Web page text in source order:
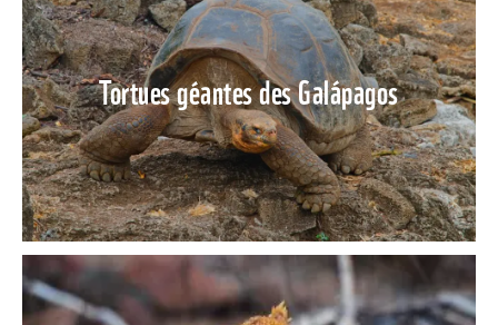
Tortues géantes des Galápagos